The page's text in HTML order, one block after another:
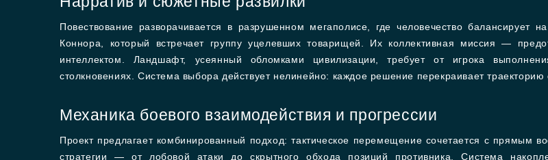
Повествование разворачивается в разрушенном мегаполисе, где человечество балансирует
Коннора, который встречает группу уцелевших товарищей. Их коллективная миссия —
интеллектом. Ландшафт, усеянный обломками цивилизации, требует от игрока
столкновениях. Система выбора действует нелинейно: каждое решение перекраивает
Механика боевого взаимодействия и прогрессии
Проект предлагает комбинированный подход: тактическое перемещение сочетается с прямым
стратегии — от лобовой атаки до скрытного обхода позиций противника. Система